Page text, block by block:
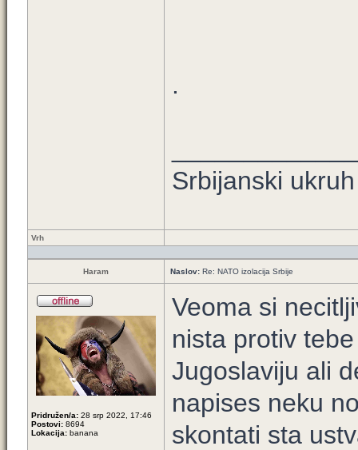
.
Srbijanski ukruh
Vrh
Haram Naslov: Re: NATO izolacija Srbije
Pridružen/a: 28 srp 2022, 17:46
Postovi: 8694
Lokacija: banana
Veoma si
nista protiv
Jugoslaviju ali
napises neku
skontati sta